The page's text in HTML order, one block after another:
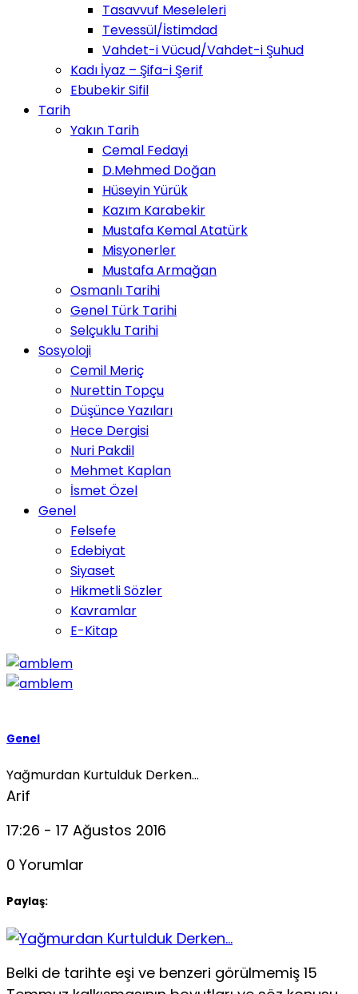
Tasavvuf Meseleleri
Tevessül/İstimdad
Vahdet-i Vücud/Vahdet-i Şuhud
Kadı İyaz – Şifa-i Şerif
Ebubekir Sifil
Tarih
Yakın Tarih
Cemal Fedayi
D.Mehmed Doğan
Hüseyin Yürük
Kazım Karabekir
Mustafa Kemal Atatürk
Misyonerler
Mustafa Armağan
Osmanlı Tarihi
Genel Türk Tarihi
Selçuklu Tarihi
Sosyoloji
Cemil Meriç
Nurettin Topçu
Düşünce Yazıları
Hece Dergisi
Nuri Pakdil
Mehmet Kaplan
İsmet Özel
Genel
Felsefe
Edebiyat
Siyaset
Hikmetli Sözler
Kavramlar
E-Kitap
Genel
Yağmurdan Kurtulduk Derken…
Arif
17:26 - 17 Ağustos 2016
0 Yorumlar
Paylaş:
Belki de tarihte eşi ve benzeri görülmemiş 15